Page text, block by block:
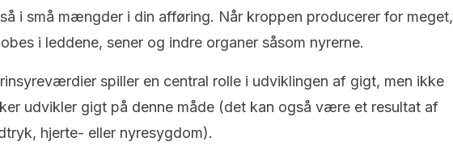
i små mængder i din afføring. Når kroppen producerer for meget,
i leddene, sener og indre organer såsom nyrerne.
spiller en central rolle i udviklingen af gigt, men ikke
udvikler gigt på denne måde (det kan også være et resultat af
hjerte- eller nyresygdom).